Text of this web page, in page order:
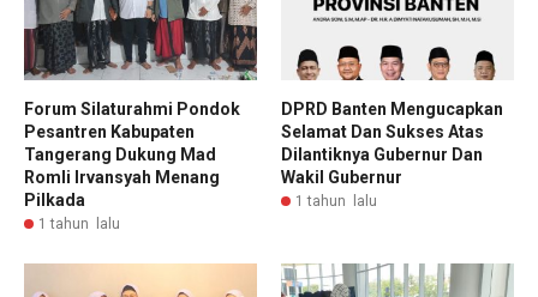
Forum Silaturahmi Pondok
Pesantren Kabupaten
Tangerang Dukung Mad
Romli Irvansyah Menang
Pilkada
1 tahun lalu
DPRD Banten Mengucapkan
Selamat Dan Sukses Atas
Dilantiknya Gubernur Dan
Wakil Gubernur
1 tahun lalu